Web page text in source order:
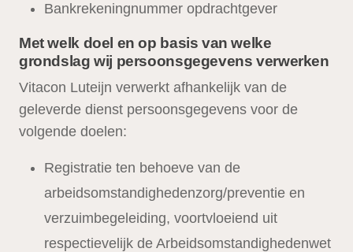
Bankrekeningnummer opdrachtgever
Met welk doel en op basis van welke
grondslag wij persoonsgegevens verwerken
Vitacon Luteijn verwerkt afhankelijk van de
geleverde dienst persoonsgegevens voor de
volgende doelen:
Registratie ten behoeve van de
arbeidsomstandighedenzorg/preventie en
verzuimbegeleiding, voortvloeiend uit
respectievelijk de Arbeidsomstandighedenwet